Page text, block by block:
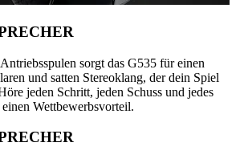
sorgt das G535 für einen
und satten Stereoklang, der dein Spiel
jeden Schritt, jeden Schuss und jedes
Wettbewerbsvorteil.